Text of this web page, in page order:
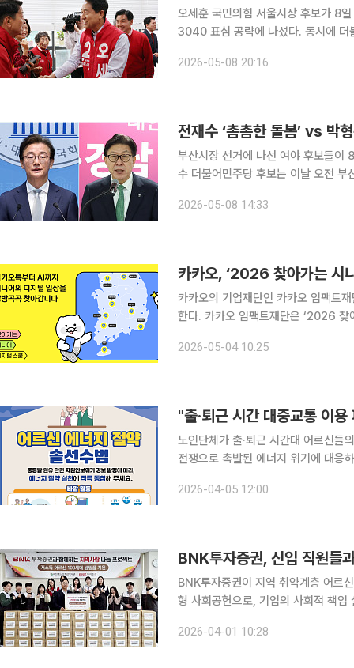
오세훈 국민의힘 서울시장 후보가 8
3040 표심 공략에 나섰다. 동시에 더
행플라자 은평센터를 찾아 올여름 방
2026-05-08 20:16
전재수 ‘촘촘한 돌봄’ vs 박
부산시장 선거에 나선 여야 후보들이 8
수 더불어민주당 후보는 이날 오전 부
몸 바치신 분들의 남은 삶이 더는 고
2026-05-08 14:33
카카오, ‘2026 찾아가는 시
카카오의 기업재단인 카카오 임팩트
한다. 카카오 임팩트재단은 ‘2026 찾아가는 시니어 디지털 스쿨’과 ‘사각사각 페이스쿨’을 운영한
일환으로 추진하는 대표 ESG 프로
2026-05-04 10:25
"출·퇴근 시간 대중교통 이
노인단체가 출·퇴근 시간대 어르신들의 전철
전쟁으로 촉발된 에너지 위기에 대응
‘경계’ 단계로 격상되고 공공·민간
2026-04-05 12:00
BNK투자증권이 지역 취약계층 어르
형 사회공헌으로, 기업의 사회적 책임 실천 의지를 드러냈다
2026-04-01 10:28